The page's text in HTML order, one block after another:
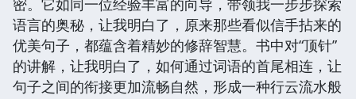
密。它如同一位经验丰富的向导，带领我一步步探索
语言的奥秘，让我明白了，原来那些看似信手拈来的
优美句子，都蕴含着精妙的修辞智慧。书中对“顶针”
的讲解，让我明白了，如何通过词语的首尾相连，让
句子之间的衔接更加流畅自然，形成一种行云流水般